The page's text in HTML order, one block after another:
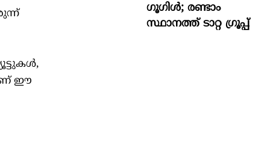
ഈ
ഗൂഗിള്‍; രണ്ടാം
സ്ഥാനത്ത് ടാറ്റ ഗ്രൂപ്പ്